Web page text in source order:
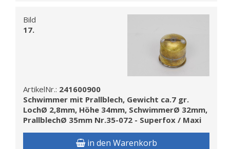
Bild
17.
ArtikelNr.: 241600900
Schwimmer mit Prallblech, Gewicht ca.7 gr.
LochØ 2,8mm, Höhe 34mm, SchwimmerØ 32mm,
PrallblechØ 35mm Nr.35-072 - Superfox / Maxi
in den Warenkorb